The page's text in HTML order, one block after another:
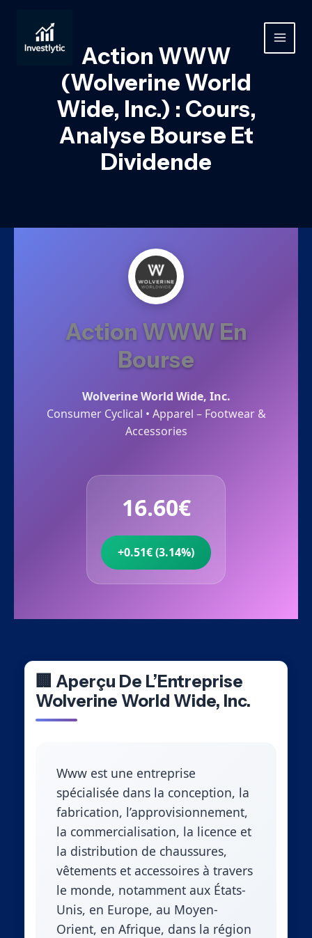
contenu
MAIN
Action WWW
(Wolverine World
Wide, Inc.) : Cours,
Analyse Bourse Et
Dividende
Action WWW En
Bourse
Wolverine World Wide, Inc.
Consumer Cyclical • Apparel – Footwear &
Accessories
16.60€
+0.51€ (3.14%)
🏢 Aperçu De L’Entreprise
Wolverine World Wide, Inc.
Www est une entreprise
spécialisée dans la conception, la
fabrication, l’approvisionnement,
la commercialisation, la licence et
la distribution de chaussures,
vêtements et accessoires à travers
le monde, notamment aux États-
Unis, en Europe, au Moyen-
Orient, en Afrique, dans la région